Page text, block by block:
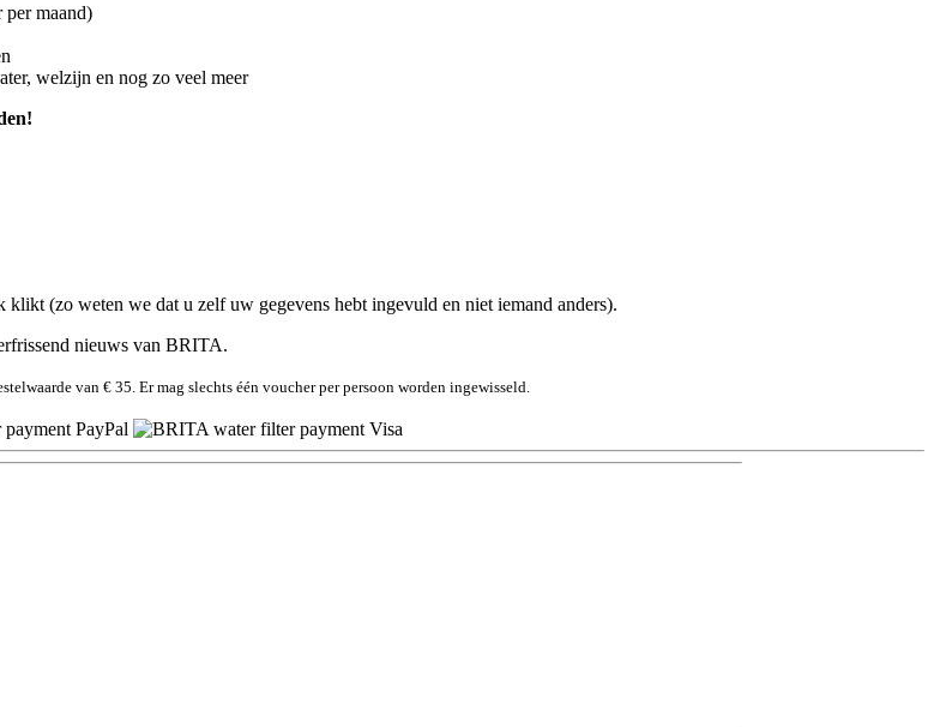
maand)
welzijn en nog zo veel meer
(zo weten we dat u zelf uw gegevens hebt ingevuld en niet iemand anders).
nieuws van BRITA.
van € 35. Er mag slechts één voucher per persoon worden ingewisseld.